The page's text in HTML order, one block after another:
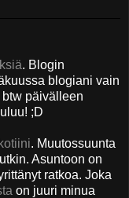
. Blogin
blogiani vain
päivälleen
;D
kotiini. Muutossuunta
Asuntoon on
ratkoa. Joka
on juuri minua